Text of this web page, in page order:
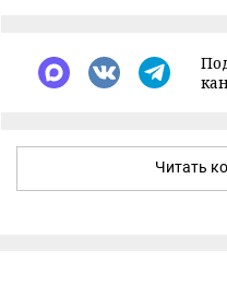
Читать